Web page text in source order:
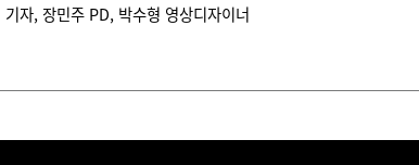
자, 장민주 PD, 박수형 영상디자이너